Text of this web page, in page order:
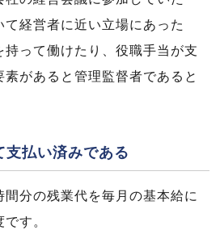
て経営者に近い立場にあった
持って働けたり、役職手当が支
があると管理監督者であると
払い済みである
間分の残業代を毎月の基本給に
す。